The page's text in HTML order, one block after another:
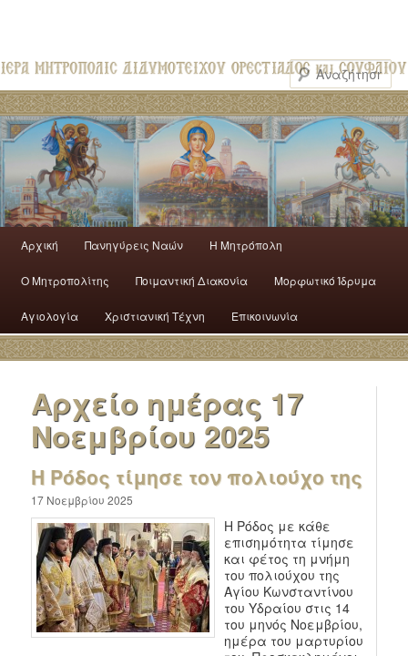
Αρχική Πανηγύρεις Ναών H Mητρόπολη
Ο Mητροπολίτης Ποιμαντική Διακονία Μορφωτικό Ίδρυμα
Αγιολογία Χριστιανική Τέχνη Επικοινωνία
Αρχείο ημέρας 17
Νοεμβρίου 2025
Η Ρόδος τίμησε τον πολιούχο της
17 Νοεμβρίου 2025
Η Ρόδος με κάθε
επισημότητα τίμησε
και φέτος τη μνήμη
του πολιούχου της
Αγίου Κωνσταντίνου
του Υδραίου στις 14
του μηνός Νοεμβρίου,
ημέρα του μαρτυρίου